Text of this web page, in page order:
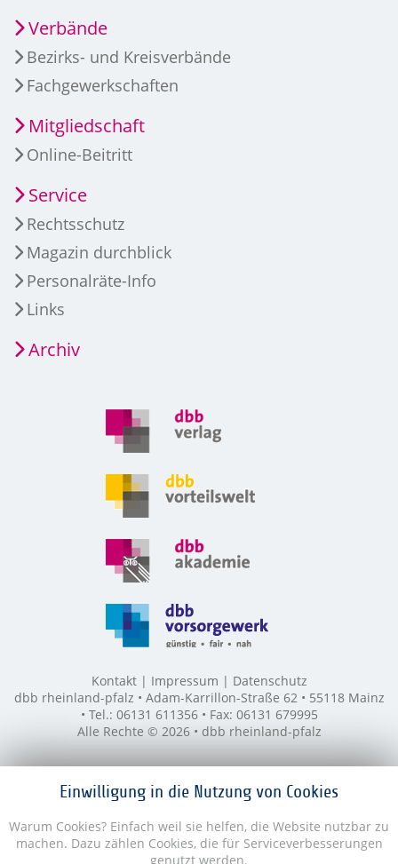
Einwilligung in die Nutzung von Cookies
Warum Cookies? Einfach weil sie helfen, die Website nutzbar zu
machen. Dazu zählen Cookies, die für Serviceverbesserungen
genutzt werden.
Verbände
Bezirks- und Kreisverbände
Fachgewerkschaften
Mitgliedschaft
Online-Beitritt
Service
Rechtsschutz
Magazin durchblick
Personalräte-Info
Links
Archiv
Kontakt Impressum
Datenschutz
dbb rheinland-pfalz • Adam-Karrillon-Straße 62 • 55118 Mainz
• Tel.: 06131 611356 • Fax: 06131 679995
Alle Rechte © 2026 • dbb rheinland-pfalz